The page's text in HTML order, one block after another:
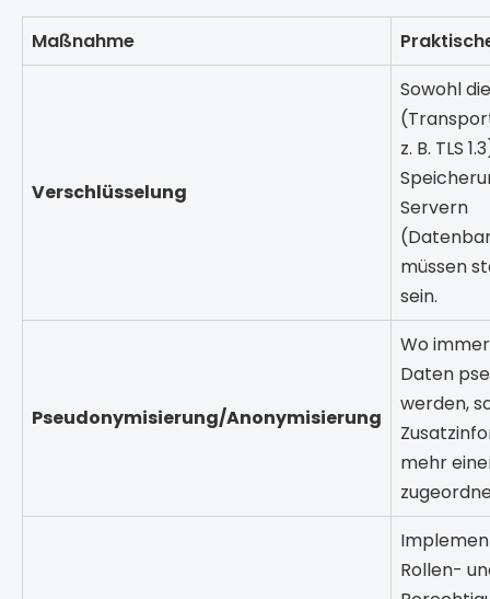
Maßnahme
Verschlüsselung
Sowohl
z. B. TLS
Servern
müssen
sein.
Pseudonymisierung/Anonymisierung
Wo
Daten
werden,
mehr
Rollen-